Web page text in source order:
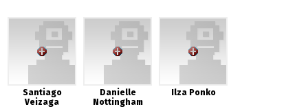
Santiago
Veizaga
Danielle
Nottingham
Ilza Ponko